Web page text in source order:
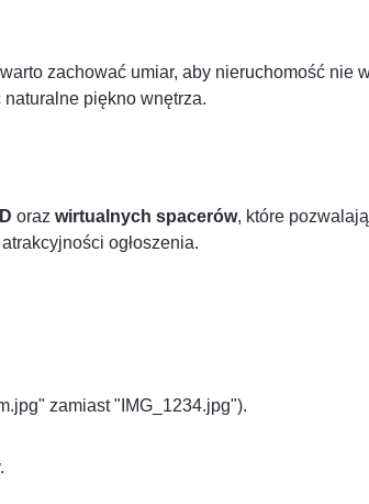
zachować umiar, aby nieruchomość nie
piękno wnętrza.
oraz wirtualnych spacerów, które
ogłoszenia.
zamiast "IMG_1234.jpg").